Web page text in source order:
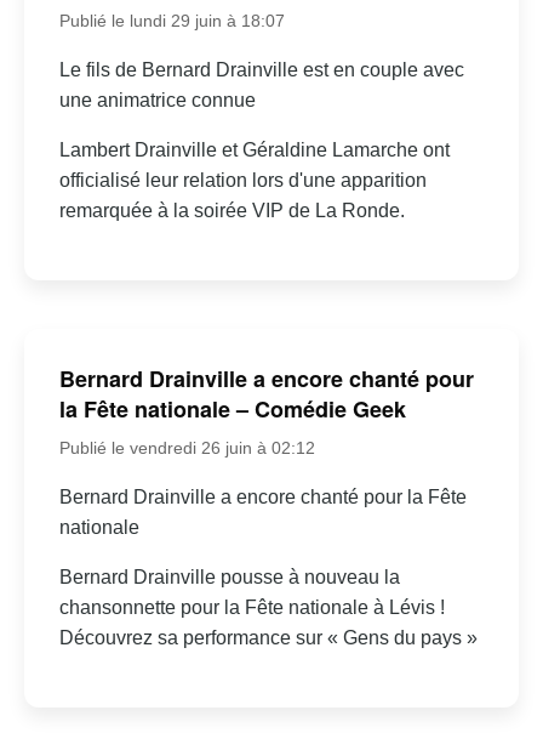
Publié le lundi 29 juin à 18:07
Le fils de Bernard Drainville est en couple avec
une animatrice connue
Lambert Drainville et Géraldine Lamarche ont
officialisé leur relation lors d'une apparition
remarquée à la soirée VIP de La Ronde.
Bernard Drainville a encore chanté pour
la Fête nationale – Comédie Geek
Publié le vendredi 26 juin à 02:12
Bernard Drainville a encore chanté pour la Fête
nationale
Bernard Drainville pousse à nouveau la
chansonnette pour la Fête nationale à Lévis !
Découvrez sa performance sur « Gens du pays »